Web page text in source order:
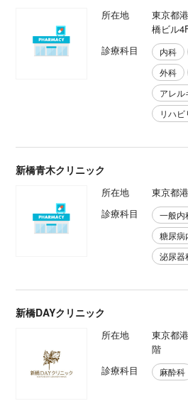
所在地
東京都
橋ビル
診療科目
内科
外科
アレル
リハ
新橋青木クリニック
所在地
東京都
診療科目
一般内
糖尿病
泌尿器
新橋DAYクリニック
所在地
東京都
階
診療科目
麻酔科